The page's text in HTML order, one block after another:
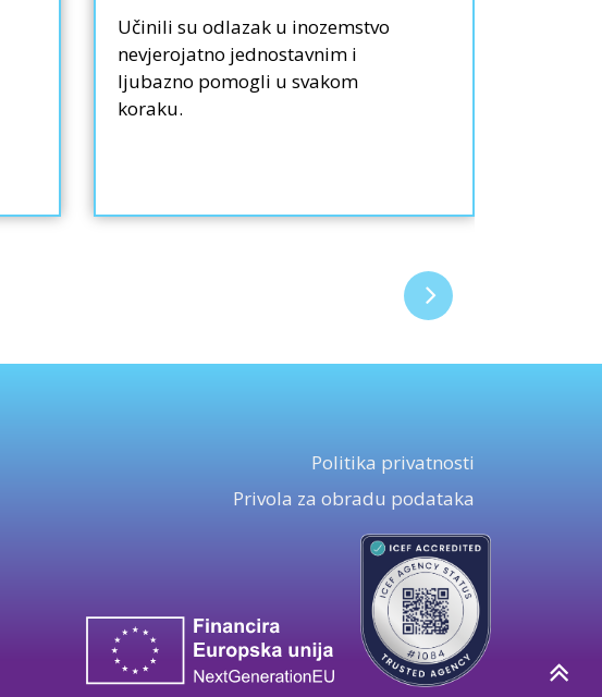
Učinili su odlazak u inozemstvo
nevjerojatno jednostavnim i
ljubazno pomogli u svakom
koraku.
Politika privatnosti
Privola za obradu podataka